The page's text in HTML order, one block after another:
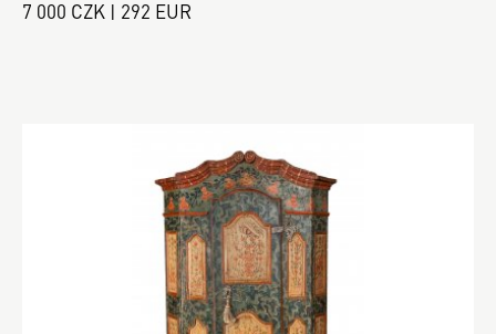
7 000 CZK | 292 EUR